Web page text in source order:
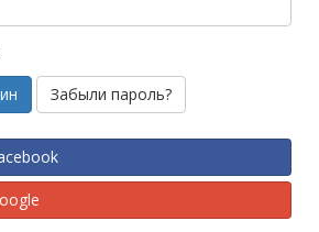
Забыли пароль?